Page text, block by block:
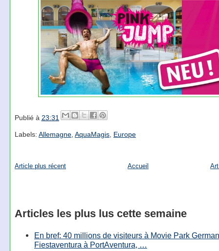
Publié à 23:31
Labels: Allemagne, AquaMagis, Europe
Article plus récent Accueil
Articles les plus lus cette semaine
En bref: 40 millions de visiteurs à Movie Park
Fiestaventura à PortAventura, …